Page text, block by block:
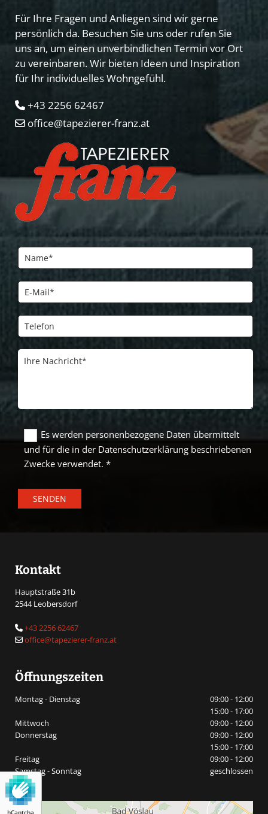
Für Ihre Fragen und Anliegen sind wir gerne
persönlich da. Besuchen Sie uns oder rufen Sie
uns an, um einen unverbindlichen Termin vor Ort
zu vereinbaren. Wir bieten Ideen und Inspiration
für Ihr individuelles Wohngefühl.
 +43 2256 62467
 office@tapezierer-franz.at
Es werden personenbezogene Daten übermittelt
und für die in der Datenschutzerklärung beschriebenen
Zwecke verwendet. *
hCaptcha
Kontakt
Hauptstraße 31b
2544 Leobersdorf
 +43 2256 62467
 office@tapezierer-franz.at
Öffnungszeiten
Montag - Dienstag
09:00 - 12:00
15:00 - 17:00
Mittwoch
09:00 - 12:00
Donnerstag
09:00 - 12:00
15:00 - 17:00
Freitag
09:00 - 12:00
Samstag - Sonntag
geschlossen